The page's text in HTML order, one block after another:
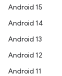
Android 15
Android 14
Android 13
Android 12
Android 11